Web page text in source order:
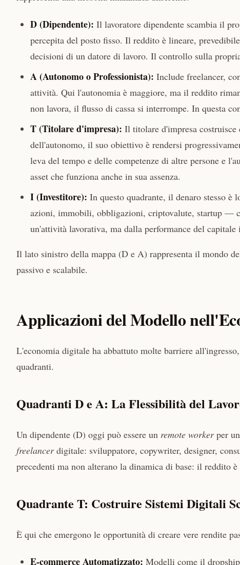
D (Dipendente): Il lavoratore dipendente scambia il
percepita del posto fisso. Il reddito è lineare,
decisioni di un datore di lavoro. Il controllo sulla
A (Autonomo o Professionista): Include freelancer,
attività. Qui l'autonomia è maggiore, ma il reddito
non lavora, il flusso di cassa si interrompe. In questa
T (Titolare d'impresa): Il titolare d'impresa costruisce
dell'autonomo, il suo obiettivo è rendersi
leva del tempo e delle competenze di altre persone e
asset che funziona anche in sua assenza.
I (Investitore): In questo quadrante, il denaro stesso
azioni, immobili, obbligazioni, criptovalute, startup —
un'attività lavorativa, ma dalla performance del capitale
Il lato sinistro della mappa (D e A) rappresenta il mondo
passivo e scalabile.
Applicazioni del Modello
L'economia digitale ha abbattuto molte barriere
quadranti.
Quadranti D e A: La Flessibilità del
Un dipendente (D) oggi può essere un remote workerper
freelancerdigitale: sviluppatore, copywriter, designer,
precedenti ma non alterano la dinamica di base: il reddito
Quadrante T: Costruire Sistemi Digitali
È qui che emergono le opportunità di creare vere rendite
E-commerce Automatizzato: Modelli come il